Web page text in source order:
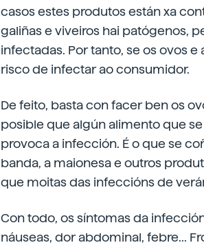
casos estes produtos están xa
galiñas e viveiros hai patógenos,
infectadas. Por tanto, se os ovos
risco de infectar ao consumidor.
De feito, basta con facer ben os
posible que algún alimento que
provoca a infección. É o que se
banda, a maionesa e outros
que moitas das infeccións de
Con todo, os síntomas da
náuseas, dor abdominal, febre...